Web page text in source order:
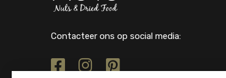
Contacteer ons op social media: